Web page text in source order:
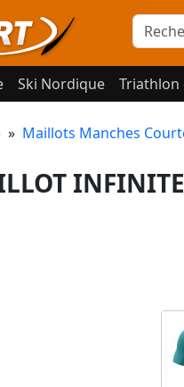
Ski Nordique Triathlon
» Maillots Manches